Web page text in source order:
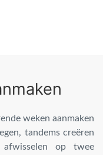
weken aanmaken
tandems creëren
op twee